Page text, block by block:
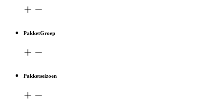
PakketGroep
Pakketseizoen